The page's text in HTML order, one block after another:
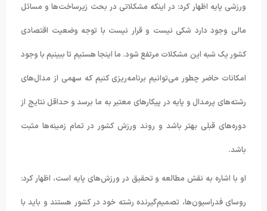
ورزشی پایه اظهار کرد: در اینکه مشکلاتی در بحث زیرساخت‌ها و مسائل
مالی وجود دارد شکی نیست و قرار نیست با توجه وضعیت اقتصادی
کشور یک شبه این مشکلات مرتفع شود. ما اینجا هستیم تا ببینیم با وجود
امکانات حاضر چطور می‌توانیم برنامه‌ریزی کنیم که سهمی از مدال‌های
رشته‌های پرمدال و پایه در پیکارهای معتبر به ما برسد و حداقل نتایج از
دوره‌های قبلی بهتر باشد و روند ورزش کشور در تمام زمینه‌ها مثبت
باشد.
او با اشاره به نقش مطالعه و تحقیق در ورزش‌های پایه است، اظهار کرد:
روسای فدراسیون‌ها، تصمیم‌گیرنده رشته خود در کشور هستند و باید با